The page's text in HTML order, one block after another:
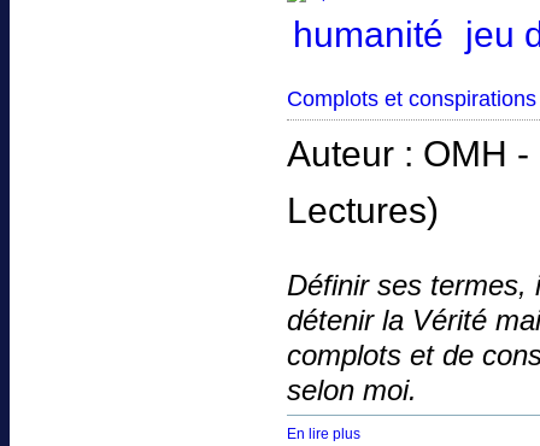
humanité jeu
Complots et conspirations
Auteur : OMH -
Lectures)
Définir ses termes,
détenir la Vérité
complots et de
selon moi.
En lire plus